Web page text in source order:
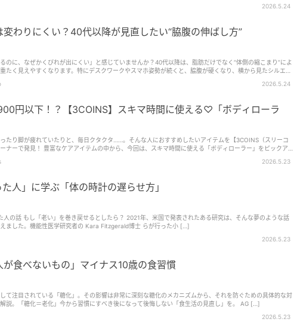
2026.5.24
変わりにくい？40代以降が見直したい“脇腹の伸ばし方”
るのに、なぜかくびれが出にくい」と感じていませんか？40代以降は、脂肪だけでなく“体側の縮こまり”によ
たく見えやすくなります。特にデスクワークやスマホ姿勢が続くと、脇腹が硬くなり、横から見たシルエッ
2026.5.24
円以下！？【3COINS】スキマ時間に使える♡「ボディローラ
たり脚が疲れていたりと、毎日クタクタ……。そんな人におすすめしたいアイテムを【3COINS（スリーコ
ナーで発見！ 豊富なケアアイテムの中から、今回は、スキマ時間に使える「ボディローラー」をピックア
試せそうです。
2026.5.23
た人」に学ぶ「体の時計の遅らせ方」
人の話 もし「老い」を巻き戻せるとしたら？ 2021年、米国で発表されたある研究は、そんな夢のような話
ました。機能性医学研究者の Kara Fitzgerald博士 らが行った小 […]
2026.5.23
が食べないもの」マイナス10歳の食習慣
て注目されている「糖化」。その影響は非常に深刻な糖化のメカニズムから、それを防ぐための具体的な対
説。「糖化＝老化」今から習慣にすべき後になって後悔しない「食生活の見直し」を。 AG […]
2026.5.23